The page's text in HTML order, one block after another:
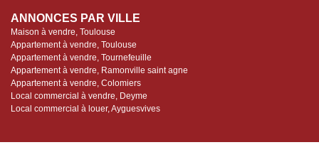
ANNONCES PAR VILLE
Maison à vendre, Toulouse
Appartement à vendre, Toulouse
Appartement à vendre, Tournefeuille
Appartement à vendre, Ramonville saint agne
Appartement à vendre, Colomiers
Local commercial à vendre, Deyme
Local commercial à louer, Ayguesvives